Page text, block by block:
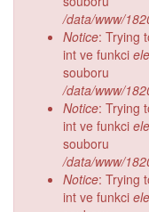
/data/www/
Notice: Trying
int ve funkci
souboru
/data/www/
Notice: Trying
int ve funkci
souboru
/data/www/
Notice: Trying
int ve funkci